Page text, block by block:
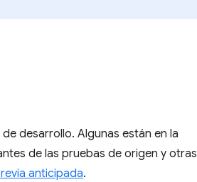
desarrollo. Algunas están en la
de las pruebas de origen y otras
anticipada.